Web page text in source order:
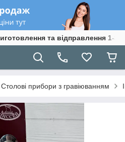
та відправлення 1-3
Столові прибори з гравіюванням